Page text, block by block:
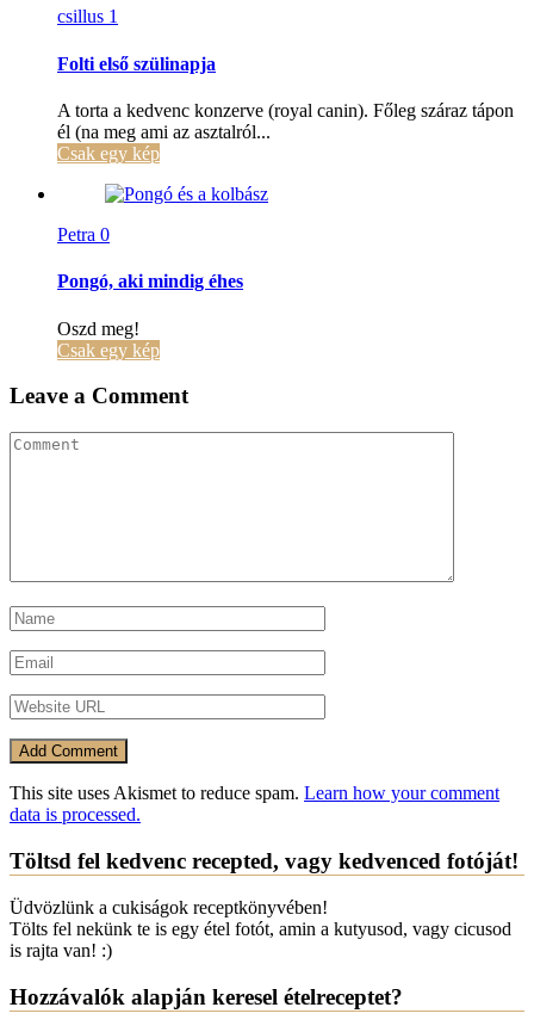
csillus 1
Folti első szülinapja
A torta a kedvenc konzerve (royal canin). Főleg száraz tápon
él (na meg ami az asztalról...
Csak egy kép
Petra 0
Pongó, aki mindig éhes
Oszd meg!
Csak egy kép
Leave a Comment
This site uses Akismet to reduce spam. Learn how your comment
data is processed.
Töltsd fel kedvenc recepted, vagy kedvenced fotóját!
Üdvözlünk a cukiságok receptkönyvében!
Tölts fel nekünk te is egy étel fotót, amin a kutyusod, vagy cicusod
is rajta van! :)
Hozzávalók alapján keresel ételreceptet?